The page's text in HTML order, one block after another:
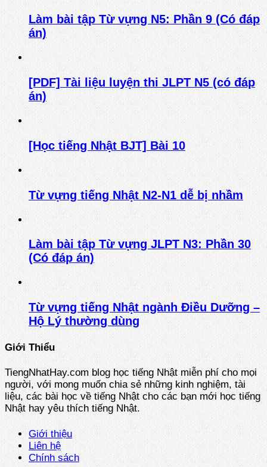
Làm bài tập Từ vựng N5: Phần 9 (Có đáp
án)
[PDF] Tài liệu luyện thi JLPT N5 (có đáp
án)
[Học tiếng Nhật BJT] Bài 10
Từ vựng tiếng Nhật N2-N1 dễ bị nhầm
Làm bài tập Từ vựng JLPT N3: Phần 30
(Có đáp án)
Từ vựng tiếng Nhật ngành Điều Dưỡng –
Hộ Lý thường dùng
Giới Thiểu
TiengNhatHay.com blog học tiếng Nhật miễn phí cho mọi
người, với mong muốn chia sẻ những kinh nghiệm, tài
liệu, các bài học về tiếng Nhật cho các bạn mới học tiếng
Nhật hay yêu thích tiếng Nhật.
Giới thiệu
Liên hệ
Chính sách